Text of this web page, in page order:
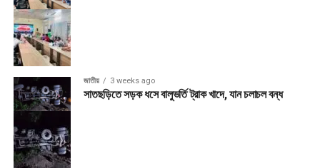
জাতীয় 3 weeks ago
সাতছড়িতে সড়ক ধসে বালুভর্তি ট্রাক খাদে, যান চলাচল বন্ধ